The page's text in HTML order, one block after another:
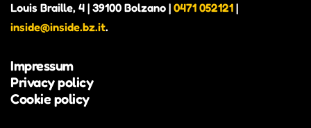
Louis Braille, 4 | 39100 Bolzano | 0471 052121 |
inside@inside.bz.it.
Impressum
Privacy policy
Cookie policy